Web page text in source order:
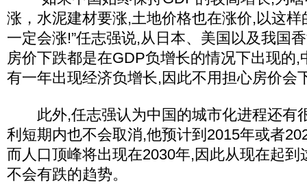
涨，水泥建材要涨,土地价格也在涨价,以这
一定会涨!”任志强说,从日本、美国以及我国
房价下跌都是在GDP负增长的情况下出现的,
有一年出现经济负增长,因此不用担心房价会
此外,任志强认为中国的城市化进程还有
利短期内也不会取消,他预计到2015年或者
而人口顶峰将出现在2030年,因此从现在起到
不会有跌的趋势。